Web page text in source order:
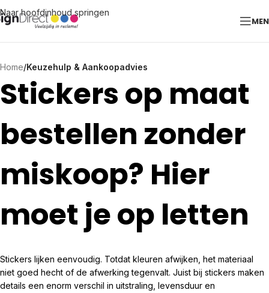
Naar hoofdinhoud springen
Home/Keuzehulp & Aankoopadvies
Stickers op maat
bestellen zonder
miskoop? Hier
moet je op letten
Stickers lijken eenvoudig. Totdat kleuren afwijken, het materiaal
niet goed hecht of de afwerking tegenvalt. Juist bij stickers maken
details een enorm verschil in uitstraling, levensduur en